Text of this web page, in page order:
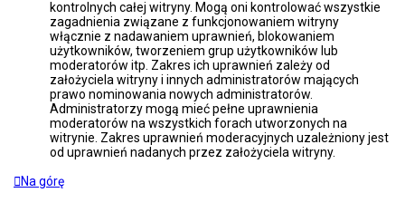
kontrolnych całej witryny. Mogą oni kontrolować wszystkie
zagadnienia związane z funkcjonowaniem witryny
włącznie z nadawaniem uprawnień, blokowaniem
użytkowników, tworzeniem grup użytkowników lub
moderatorów itp. Zakres ich uprawnień zależy od
założyciela witryny i innych administratorów mających
prawo nominowania nowych administratorów.
Administratorzy mogą mieć pełne uprawnienia
moderatorów na wszystkich forach utworzonych na
witrynie. Zakres uprawnień moderacyjnych uzależniony jest
od uprawnień nadanych przez założyciela witryny.
Na górę